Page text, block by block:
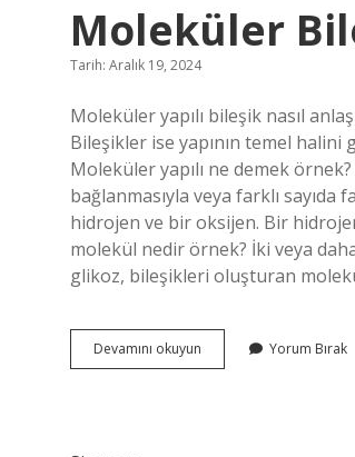
Moleküler
Tarih: Aralık 19, 2024
Moleküler yapılı bileşik nasıl
Bileşikler ise yapının temel
Moleküler yapılı ne demek
bağlanmasıyla veya farklı
hidrojen ve bir oksijen. Bir
molekül nedir örnek? İki veya
glikoz, bileşikleri oluşturan
Devamını okuyun Moleküler
Bileşik
Yorum Bırak